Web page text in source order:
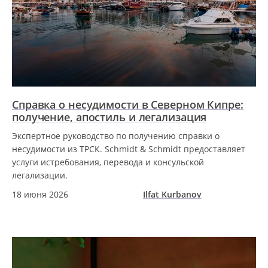
Справка о несудимости в Северном Кипре:
получение, апостиль и легализация
Экспертное руководство по получению справки о
несудимости из ТРСК. Schmidt & Schmidt предоставляет
услуги истребования, перевода и консульской
легализации.
18 июня 2026
Ilfat Kurbanov